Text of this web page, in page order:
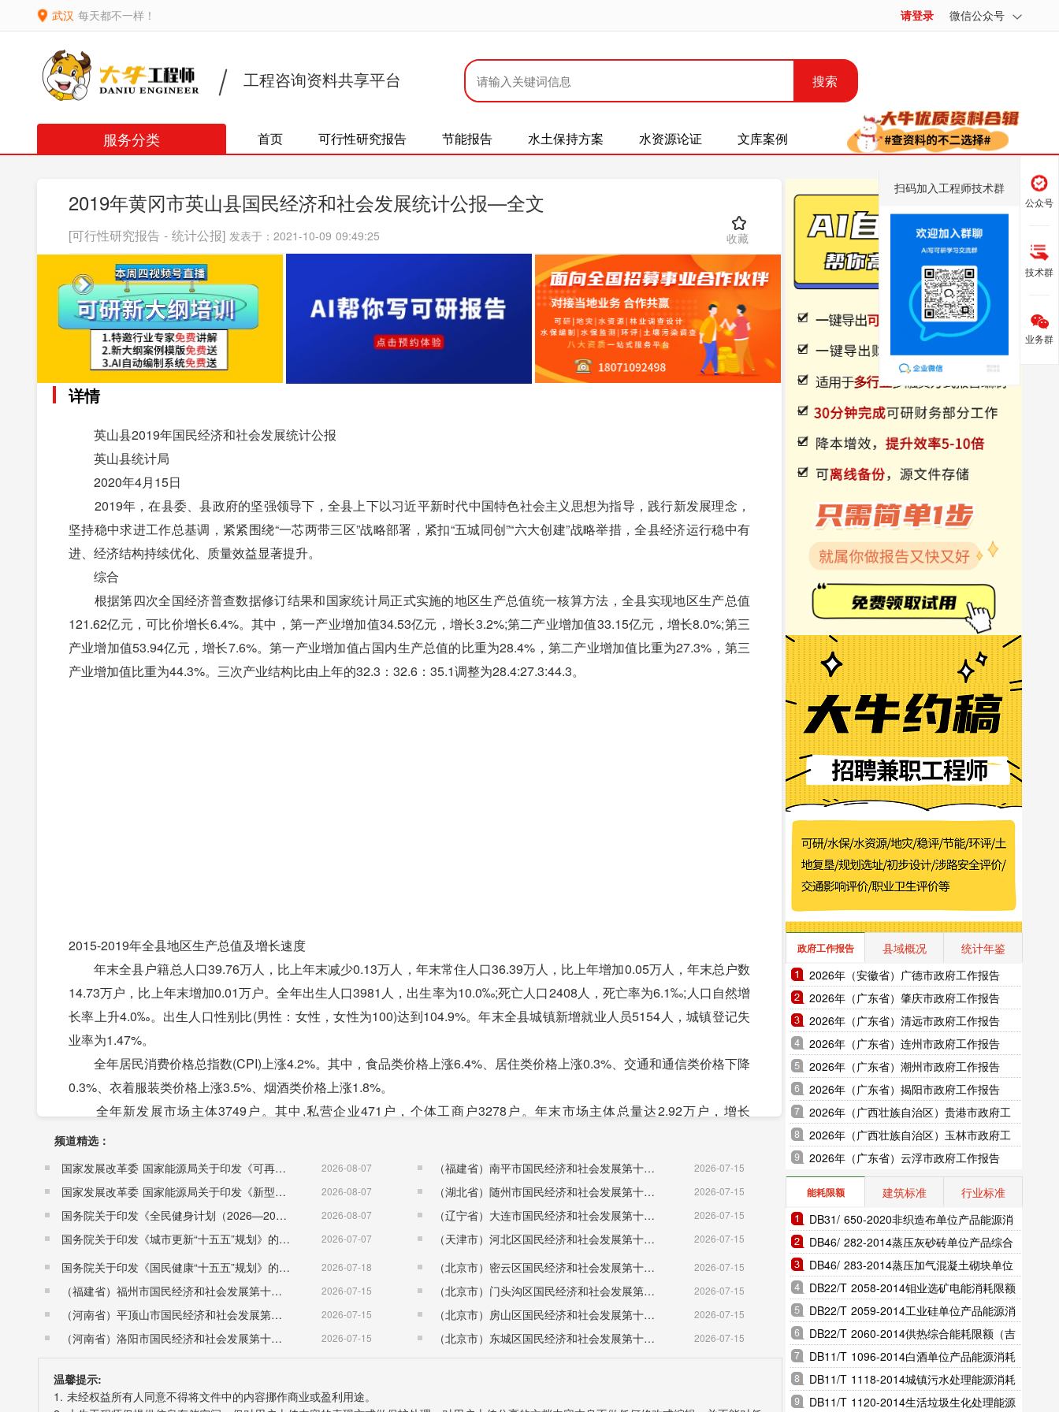
武汉 每天都不一样！ 请登录 微信公众号
工程咨询资料共享平台 搜索
服务分类 首页 可行性研究报告 节能报告 水土保持方案 水资源论证 文库案例
2019年黄冈市英山县国民经济和社会发展统计公报—全文
[可行性研究报告 - 统计公报] 发表于：2021-10-09 09:49:25 收藏
详情
英山县2019年国民经济和社会发展统计公报
英山县统计局
2020年4月15日
2019年，在县委、县政府的坚强领导下，全县上下以习近平新时代中国特色社会主义思想为指导，践行新发展理念，
坚持稳中求进工作总基调，紧紧围绕“一芯两带三区”战略部署，紧扣“五城同创”“六大创建”战略举措，全县经济运行稳中有
进、经济结构持续优化、质量效益显著提升。
综合
根据第四次全国经济普查数据修订结果和国家统计局正式实施的地区生产总值统一核算方法，全县实现地区生产总值
121.62亿元，可比价增长6.4%。其中，第一产业增加值34.53亿元，增长3.2%;第二产业增加值33.15亿元，增长8.0%;第三
产业增加值53.94亿元，增长7.6%。第一产业增加值占国内生产总值的比重为28.4%，第二产业增加值比重为27.3%，第三
产业增加值比重为44.3%。三次产业结构比由上年的32.3：32.6：35.1调整为28.4:27.3:44.3。
2015-2019年全县地区生产总值及增长速度
年末全县户籍总人口39.76万人，比上年末减少0.13万人，年末常住人口36.39万人，比上年增加0.05万人，年末总户数
14.73万户，比上年末增加0.01万户。全年出生人口3981人，出生率为10.0‰;死亡人口2408人，死亡率为6.1‰;人口自然增
长率上升4.0‰。出生人口性别比(男性：女性，女性为100)达到104.9%。年末全县城镇新增就业人员5154人，城镇登记失
业率为1.47%。
全年居民消费价格总指数(CPI)上涨4.2%。其中，食品类价格上涨6.4%、居住类价格上涨0.3%、交通和通信类价格下降
0.3%、衣着服装类价格上涨3.5%、烟酒类价格上涨1.8%。
全年新发展市场主体3749户。其中,私营企业471户，个体工商户3278户。年末市场主体总量达2.92万户，增长
11.2%。其中，私营企业3036户，个体工商户2.61万户。
频道精选：
国家发展改革委 国家能源局关于印发《可再生能源发展“十五五”规划》的通知 （发改能源〔2026〕1067号）
2026-08-07
国家发展改革委 国家能源局关于印发《新型电力系统建设“十五五”规划》的通知​ （发改能源〔2026〕942号） 2026-08-07
国务院关于印发《全民健身计划（2026—2030年）》的通知 （国发〔2026〕26号） 2026-08-07
国务院关于印发《城市更新“十五五”规划》的通知（国发〔2026〕12号） 2026-07-07
国务院关于印发《国民健康“十五五”规划》的通知 （国发〔2026〕23号） 2026-07-18
（福建省）福州市国民经济和社会发展第十五个五年规划纲要 2026-07-15
（河南省）平顶山市国民经济和社会发展第十五个五年规划纲要 2026-07-15
（河南省）洛阳市国民经济和社会发展第十五个五年规划纲要 2026-07-15
（福建省）南平市国民经济和社会发展第十五个五年规划纲要 2026-07-15
（湖北省）随州市国民经济和社会发展第十五个五年规划纲要 2026-07-15
（辽宁省）大连市国民经济和社会发展第十五个五年规划纲要 2026-07-15
（天津市）河北区国民经济和社会发展第十五个五年规划纲要 2026-07-15
（北京市）密云区国民经济和社会发展第十五个五年规划纲要 2026-07-15
（北京市）门头沟区国民经济和社会发展第十五个五年规划纲要 2026-07-15
（北京市）房山区国民经济和社会发展第十五个五年规划纲要 2026-07-15
（北京市）东城区国民经济和社会发展第十五个五年规划纲要 2026-07-15
温馨提示:
1. 未经权益所有人同意不得将文件中的内容挪作商业或盈利用途。
政府工作报告 县域概况
统计年鉴
2026年（安徽省）广德市政府工作报告
2026年（广东省）肇庆市政府工作报告
2026年（广东省）清远市政府工作报告
2026年（广东省）连州市政府工作报告
2026年（广东省）潮州市政府工作报告
2026年（广东省）揭阳市政府工作报告
2026年（广西壮族自治区）贵港市政府工
作报告
2026年（广西壮族自治区）玉林市政府工
作报告
2026年（广东省）云浮市政府工作报告
能耗限额 建筑标准
行业标准
DB31/ 650-2020非织造布单位产品能源消
耗限额（上海市地方标准）
DB46/ 282-2014蒸压灰砂砖单位产品综合
能耗和电耗限额（海南省地方标准）
DB46/ 283-2014蒸压加气混凝土砌块单位
产品综合能耗和电耗限额（海南省地方标
准）
DB22/T 2058-2014钼业选矿电能消耗限额
（吉林省地方标准）
DB22/T 2059-2014工业硅单位产品能源消
耗限额（吉林省地方标准）
DB22/T 2060-2014供热综合能耗限额（吉
林省地方标准）
DB11/T 1096-2014白酒单位产品能源消耗
限额（北京市地方标准）
DB11/T 1118-2014城镇污水处理能源消耗
限额（北京市地方标准）
DB11/T 1120-2014生活垃圾生化处理能源
公众号
技术群
扫码加入工程师技术群
业务群